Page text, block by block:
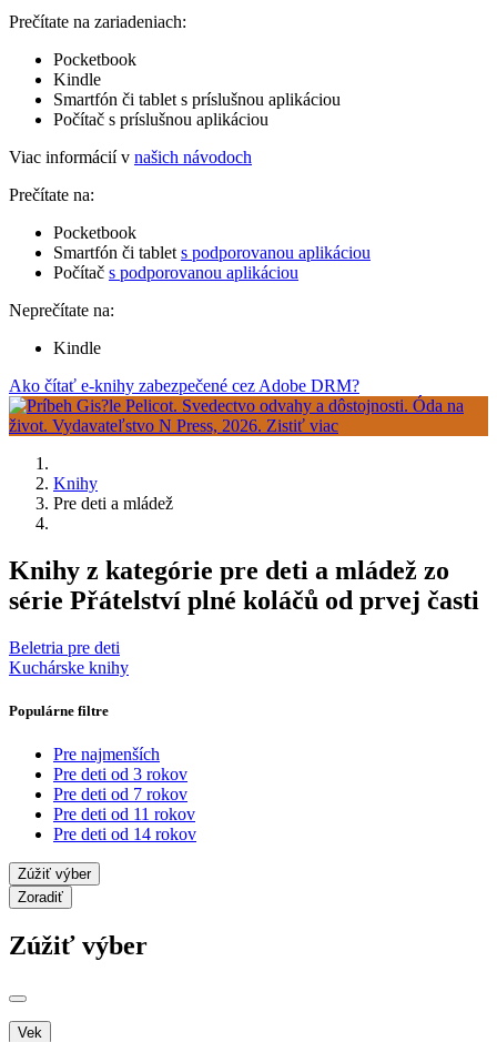
Prečítate na zariadeniach:
Pocketbook
Kindle
Smartfón či tablet s príslušnou aplikáciou
Počítač s príslušnou aplikáciou
Viac informácií v našich návodoch
Prečítate na:
Pocketbook
Smartfón či tablet s podporovanou aplikáciou
Počítač s podporovanou aplikáciou
Neprečítate na:
Kindle
Ako čítať e-knihy zabezpečené cez Adobe DRM?
Knihy
Pre deti a mládež
Knihy z kategórie pre deti a mládež zo
série Přátelství plné koláčů od prvej časti
Beletria pre deti
Kuchárske knihy
Populárne filtre
Pre najmenších
Pre deti od 3 rokov
Pre deti od 7 rokov
Pre deti od 11 rokov
Pre deti od 14 rokov
Zúžiť výber
Zoradiť
Zúžiť výber
Vek